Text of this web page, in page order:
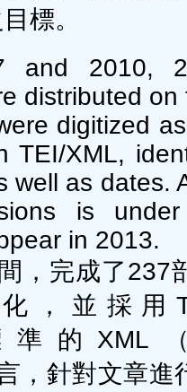
標。
and 2010,
distributed
digitized
TEI/XML,
well as dates.
is
in 2013.
，完成了237
，並採用
準的XML（
，針對文章進